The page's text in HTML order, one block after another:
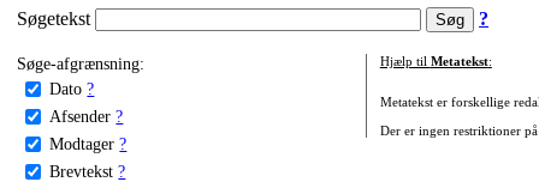
Søgetekst ?
Søge-afgrænsning:
Dato ?
Afsender ?
Modtager ?
Brevtekst ?
Hjælp til Metatekst:
Metatekst er forskellige
Der er ingen restriktioner